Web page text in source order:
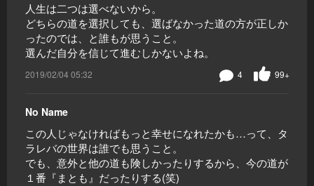
人生は二つは選べないから。
どちらの道を選択しても、選ばなかった道の方が正しか
ったのでは、と誰もが思うこと。
選んだ自分を信じて進むしかないよね。
2019/02/04 05:32 99+
4
No Name
この人じゃなければもっと幸せになれたかも…って、タ
ラレバの世界は誰でも思うこと。
でも、意外と他の道も険しかったりするから、今の道が
１番『まとも』だったりする(笑)